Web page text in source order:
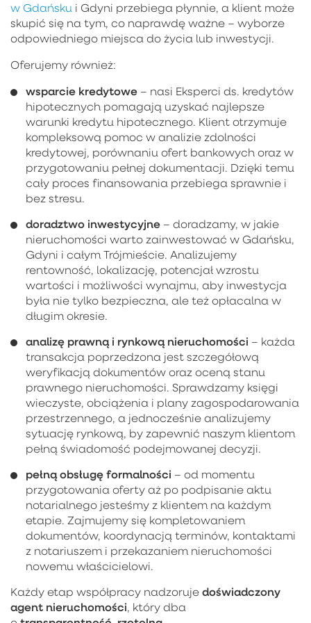
w Gdańsku i Gdyni przebiega płynnie, a klient może
skupić się na tym, co naprawdę ważne – wyborze
odpowiedniego miejsca do życia lub inwestycji.
Oferujemy również:
wsparcie kredytowe – nasi Eksperci ds. kredytów
hipotecznych pomagają uzyskać najlepsze
warunki kredytu hipotecznego. Klient otrzymuje
kompleksową pomoc w analizie zdolności
kredytowej, porównaniu ofert bankowych oraz w
przygotowaniu pełnej dokumentacji. Dzięki temu
cały proces finansowania przebiega sprawnie i
bez stresu.
doradztwo inwestycyjne – doradzamy, w jakie
nieruchomości warto zainwestować w Gdańsku,
Gdyni i całym Trójmieście. Analizujemy
rentowność, lokalizację, potencjał wzrostu
wartości i możliwości wynajmu, aby inwestycja
była nie tylko bezpieczna, ale też opłacalna w
długim okresie.
analizę prawną i rynkową nieruchomości – każda
transakcja poprzedzona jest szczegółową
weryfikacją dokumentów oraz oceną stanu
prawnego nieruchomości. Sprawdzamy księgi
wieczyste, obciążenia i plany zagospodarowania
przestrzennego, a jednocześnie analizujemy
sytuację rynkową, by zapewnić naszym klientom
pełną świadomość podejmowanej decyzji.
pełną obsługę formalności – od momentu
przygotowania oferty aż po podpisanie aktu
notarialnego jesteśmy z klientem na każdym
etapie. Zajmujemy się kompletowaniem
dokumentów, koordynacją terminów, kontaktami
z notariuszem i przekazaniem nieruchomości
nowemu właścicielowi.
Każdy etap współpracy nadzoruje doświadczony
agent nieruchomości, który dba